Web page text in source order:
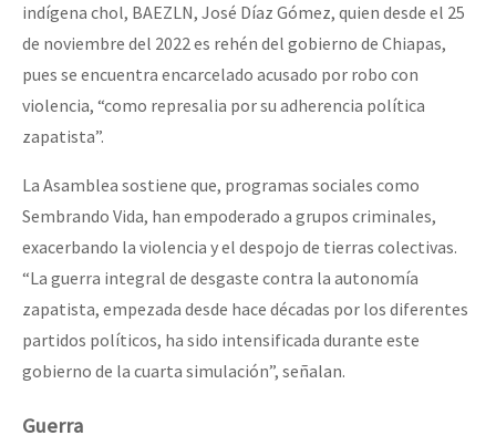
indígena chol, BAEZLN, José Díaz Gómez, quien desde el 25
de noviembre del 2022 es rehén del gobierno de Chiapas,
pues se encuentra encarcelado acusado por robo con
violencia, “como represalia por su adherencia política
zapatista”.
La Asamblea sostiene que, programas sociales como
Sembrando Vida, han empoderado a grupos criminales,
exacerbando la violencia y el despojo de tierras colectivas.
“La guerra integral de desgaste contra la autonomía
zapatista, empezada desde hace décadas por los diferentes
partidos políticos, ha sido intensificada durante este
gobierno de la cuarta simulación”, señalan.
Guerra